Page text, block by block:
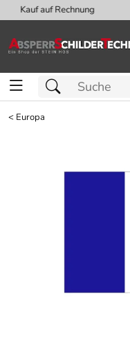
< Europa